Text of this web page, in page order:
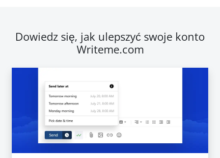
Dowiedz się, jak ulepszyć swoje konto
Writeme.com